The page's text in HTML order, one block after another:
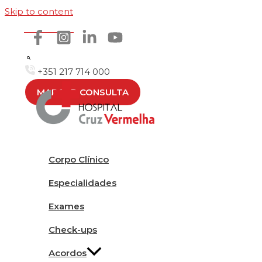
Skip to content
Como chegar
+351 217 714 000
MARCAR CONSULTA
Corpo Clínico
Especialidades
Exames
Check-ups
Acordos